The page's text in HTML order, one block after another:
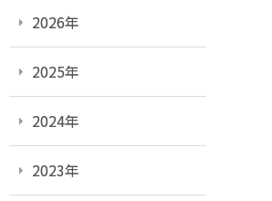
2026年
2025年
2024年
2023年